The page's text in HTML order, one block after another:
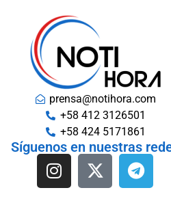
prensa@notihora.com
+58 412 3126501
+58 424 5171861
Síguenos en nuestras